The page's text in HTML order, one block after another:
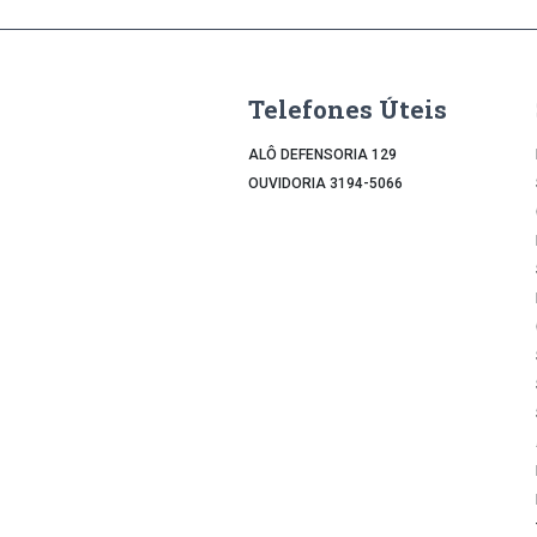
Telefones Úteis
ALÔ DEFENSORIA 129
OUVIDORIA 3194-5066